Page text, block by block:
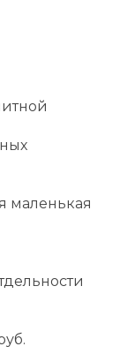
маленькая